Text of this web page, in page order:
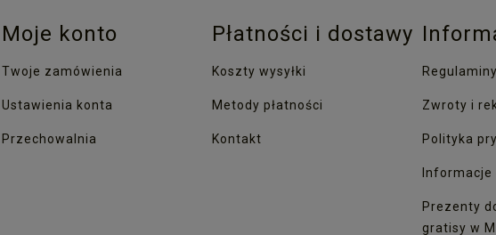
Moje konto
Twoje zamówienia
Ustawienia konta
Przechowalnia
Płatności i dostawy
Koszty wysyłki
Metody płatności
Kontakt
Regulaminy
Zwroty i
Polityka
Prezenty
gratisy w